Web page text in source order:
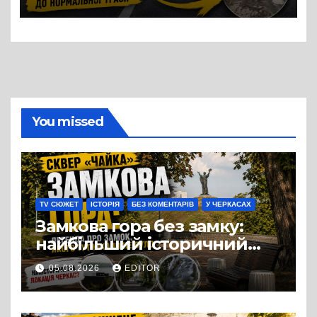
в області
You missed
TV СЮЖЕТ ІСТОРІЯ БЕЗ КОМЕНТАРІВ У ЧЕРКАСАХ
Замкова гора без замку:
найбільший історичний
міф Черкас
05.08.2026 EDITOR